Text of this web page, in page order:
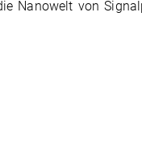
Nanowelt von